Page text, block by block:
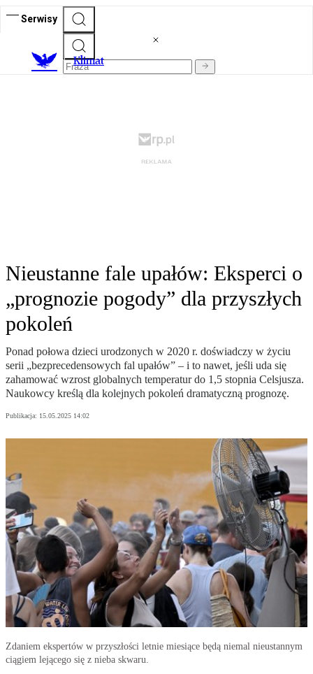
Serwisy
Klimat
Nieustanne fale upałów: Eksperci o
„prognozie pogody” dla przyszłych
pokoleń
Ponad połowa dzieci urodzonych w 2020 r. doświadczy w życiu
serii „bezprecedensowych fal upałów” – i to nawet, jeśli uda się
zahamować wzrost globalnych temperatur do 1,5 stopnia Celsjusza.
Naukowcy kreślą dla kolejnych pokoleń dramatyczną prognozę.
Publikacja: 15.05.2025 14:02
Zdaniem ekspertów w przyszłości letnie miesiące będą niemal nieustannym
ciągiem lejącego się z nieba skwaru.